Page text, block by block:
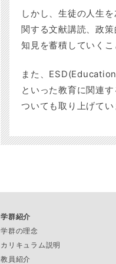
しかし、生徒の人生
関する文献講読、政
知見を蓄積していくこ
また、
といった教育に関連
ついても取り上げてい
学群紹介
学群の理念
カリキュラム説明
教員紹介